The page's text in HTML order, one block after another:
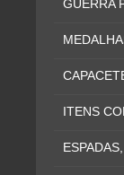
GUERRA
ITENS